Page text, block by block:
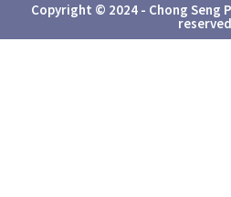
Copyright © 2024 - Chong Seng
reserved